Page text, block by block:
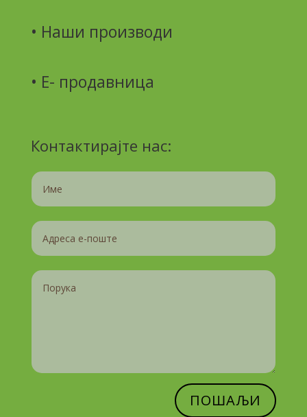
• Наши производи
• Е- продавница
Контактирајте нас:
ПОШАЉИ